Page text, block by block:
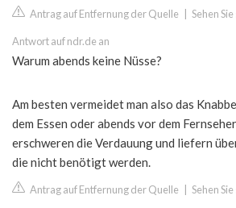
Antrag auf Entfernung der Quelle Sehen
Antwort auf ndr.de an
Warum abends keine Nüsse?
Am besten vermeidet man also das
dem Essen oder abends vor dem
erschweren die Verdauung und liefern
die nicht benötigt werden.
Antrag auf Entfernung der Quelle Sehen